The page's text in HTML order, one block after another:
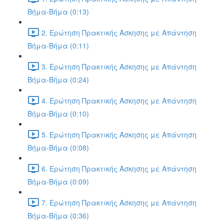
Βήμα-Βήμα (0:13)
2. Ερώτηση Πρακτικής Άσκησης με Απάντηση
Βήμα-Βήμα (0:11)
3. Ερώτηση Πρακτικής Άσκησης με Απάντηση
Βήμα-Βήμα (0:24)
4. Ερώτηση Πρακτικής Άσκησης με Απάντηση
Βήμα-Βήμα (0:10)
5. Ερώτηση Πρακτικής Άσκησης με Απάντηση
Βήμα-Βήμα (0:08)
6. Ερώτηση Πρακτικής Άσκησης με Απάντηση
Βήμα-Βήμα (0:09)
7. Ερώτηση Πρακτικής Άσκησης με Απάντηση
Βήμα-Βήμα (0:36)